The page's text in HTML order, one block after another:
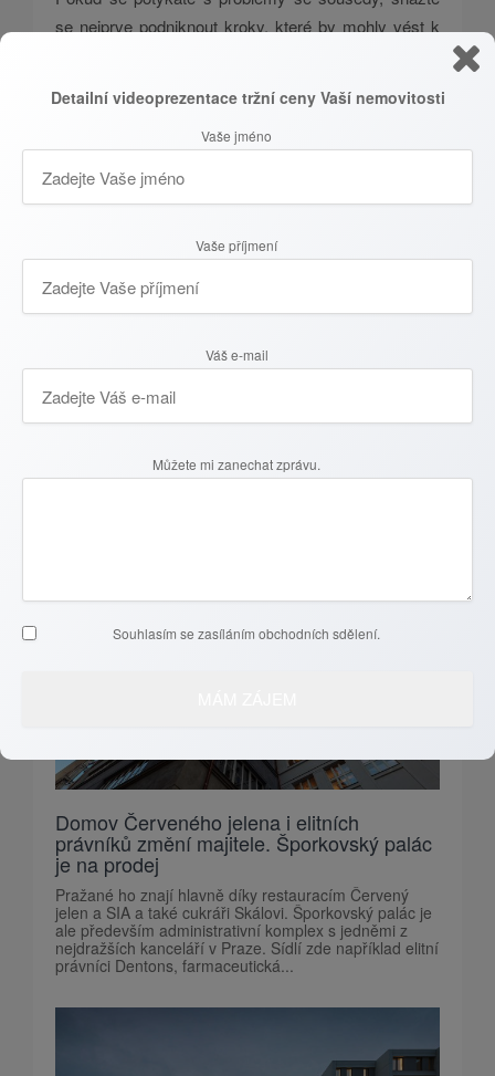
se nejprve podniknout kroky, které by mohly vést k
poslední možnost, když už není jiná možnost.
Recenze klientů
Domov Červeného jelena i elitních
právníků změní majitele. Šporkovský palác
je na prodej
Pražané ho znají hlavně díky restauracím Červený
jelen a SIA a také cukráři Skálovi. Šporkovský palác je
ale především administrativní komplex s jedněmi z
nejdražších kanceláří v Praze. Sídlí zde například elitní
právníci Dentons, farmaceutická...
Detailní videoprezentace tržní ceny Vaší nemovitosti
Vaše jméno
Vaše příjmení
Váš e-mail
Můžete mi zanechat zprávu.
Souhlasím se zasíláním obchodních sdělení.